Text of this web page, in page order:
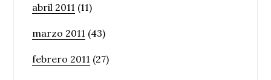
abril 2011 (11)
marzo 2011 (43)
febrero 2011 (27)